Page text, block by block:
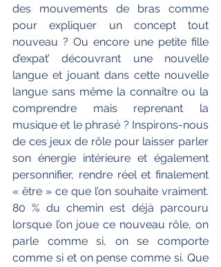
des mouvements de bras comme
pour expliquer un concept tout
nouveau ? Ou encore une petite fille
d’expat’ découvrant une nouvelle
langue et jouant dans cette nouvelle
langue sans même la connaître ou la
comprendre mais reprenant la
musique et le phrasé ? Inspirons-nous
de ces jeux de rôle pour laisser parler
son énergie intérieure et également
personnifier, rendre réel et finalement
« être » ce que l’on souhaite vraiment.
80 % du chemin est déjà parcouru
lorsque l’on joue ce nouveau rôle, on
parle comme si, on se comporte
comme si et on pense comme si. Que